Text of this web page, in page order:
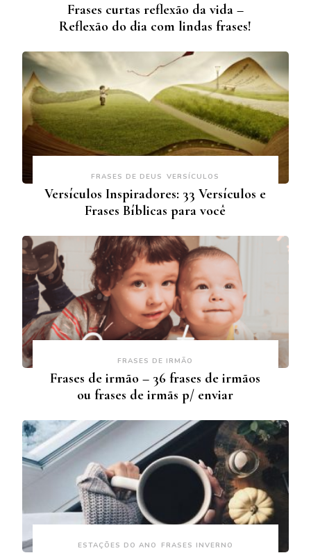
Frases curtas reflexão da vida –
Reflexão do dia com lindas frases!
FRASES DE DEUS VERSÍCULOS
Versículos Inspiradores: 33 Versículos e
Frases Bíblicas para você
FRASES DE IRMÃO
Frases de irmão – 36 frases de irmãos
ou frases de irmãs p/ enviar
ESTAÇÕES DO ANO FRASES INVERNO